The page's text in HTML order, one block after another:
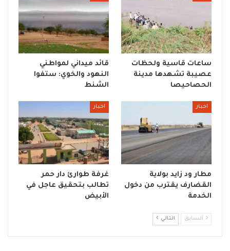
ساعات قاسية ولحظات
عصيبة تشهدها مدينة
الحصاحيصا
قائد ميداني لمواطني
النهود والخوي: ستفوا
الشنط
اخبار
مطار ود زايد بولاية
القضارف يقترب من دخول
الخدمة
اخبار
غرفة طوارئ دار حمر
تطالب بتحقيق عاجل في
الأبيض
السابق التالي